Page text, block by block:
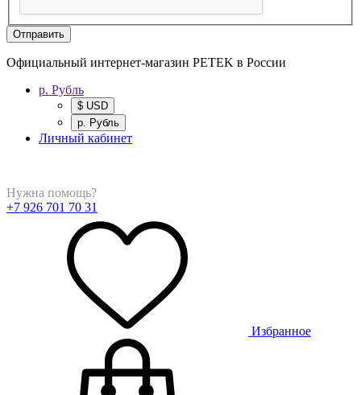
Отправить
Официальный интернет-магазин PETEK в России
р. Рубль
$ USD
р. Рубль
Личный кабинет
Нужна помощь?
+7 926 701 70 31
Избранное